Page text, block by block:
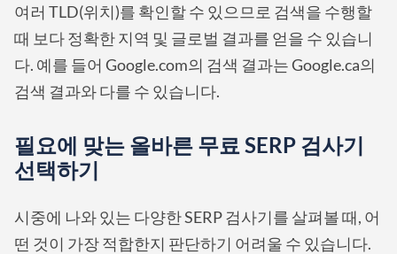
여러 TLD(위치)를 확인할 수 있으므로 검색을 수행할
때 보다 정확한 지역 및 글로벌 결과를 얻을 수 있습니
다. 예를 들어 Google.com의 검색 결과는 Google.ca의
검색 결과와 다를 수 있습니다.
필요에 맞는 올바른 무료 SERP 검사기
선택하기
시중에 나와 있는 다양한 SERP 검사기를 살펴볼 때, 어
떤 것이 가장 적합한지 판단하기 어려울 수 있습니다.